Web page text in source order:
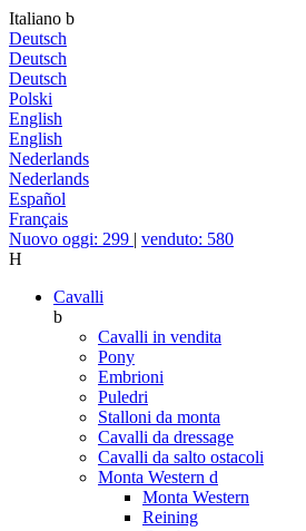
Italiano b
Deutsch
Deutsch
Deutsch
Polski
English
English
Nederlands
Nederlands
Español
Français
Nuovo oggi: 299 | venduto: 580
H
Cavalli
b
Cavalli in vendita
Pony
Embrioni
Puledri
Stalloni da monta
Cavalli da dressage
Cavalli da salto ostacoli
Monta Western d
Monta Western
Reining